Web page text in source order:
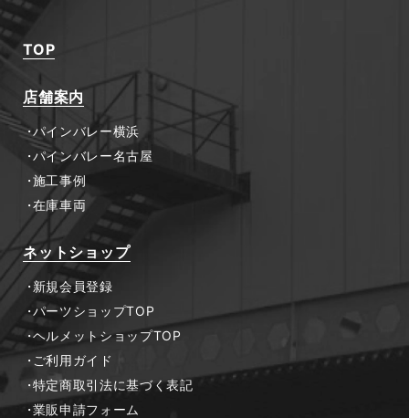
TOP
店舗案内
パインバレー横浜
パインバレー名古屋
施工事例
在庫車両
ネットショップ
新規会員登録
パーツショップTOP
ヘルメットショップTOP
ご利用ガイド
特定商取引法に基づく表記
業販申請フォーム